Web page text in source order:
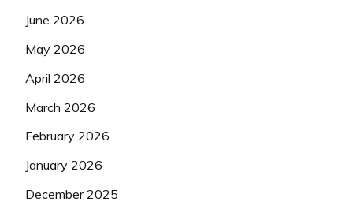
June 2026
May 2026
April 2026
March 2026
February 2026
January 2026
December 2025